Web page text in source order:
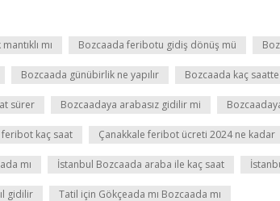
mı Bozcaada feribotu gidiş dönüş mü
Bozcaada günübirlik ne yapılır Bozcaada kaç
sürer Bozcaadaya arabasız gidilir mi
feribot kaç saat Çanakkale feribot ücreti 2024 ne kadar
mı İstanbul Bozcaada araba ile kaç saat
gidilir Tatil için Gökçeada mı Bozcaada mı